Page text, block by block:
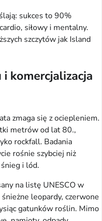
sukces to 90%
siłowy i mentalny.
szczytów jak Island
komercjalizacja
zmaga się z ociepleniem.
metrów od lat 80.,
rockfall. Badania
rośnie szybciej niż
i lód.
na listę UNESCO w
leopardy, czerwone
gatunków roślin. Mimo